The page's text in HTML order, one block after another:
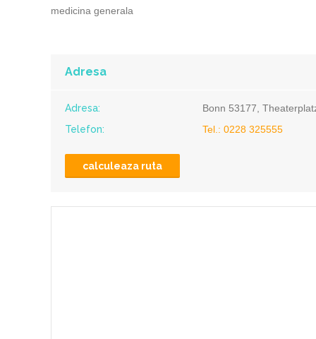
medicina generala
Adresa
Adresa:
Bonn 53177,
Telefon:
Tel.: 0228 325555
calculeaza ruta